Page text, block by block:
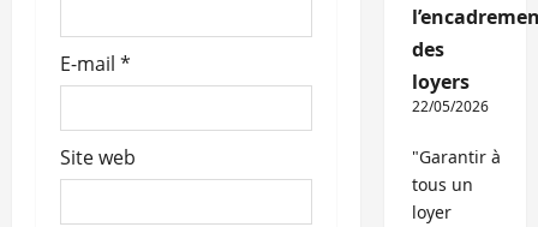
E-mail *
Site web
des
loyers
22/05/2026
"Garantir à
tous un
loyer